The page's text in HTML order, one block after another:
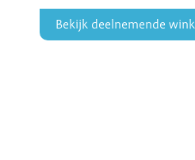
Bekijk deelnemende